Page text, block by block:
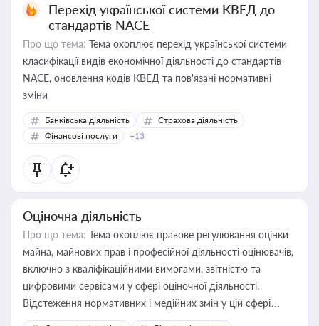
Перехід української системи КВЕД до
стандартів NACE
Про що тема: Тема охоплює перехід української системи
класифікації видів економічної діяльності до стандартів
NACE, оновлення кодів КВЕД та пов'язані нормативні
зміни
Банківська діяльність
Страхова діяльність
Фінансові послуги
+13
Оціночна діяльність
Про що тема: Тема охоплює правове регулювання оцінки
майна, майнових прав і професійної діяльності оцінювачів,
включно з кваліфікаційними вимогами, звітністю та
цифровими сервісами у сфері оціночної діяльності.
Відстеження нормативних і медійних змін у цій сфері
корисне для власника бізнесу, керівника, юриста або